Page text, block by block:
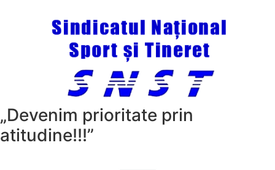
„Devenim prioritate prin
atitudine!!!”